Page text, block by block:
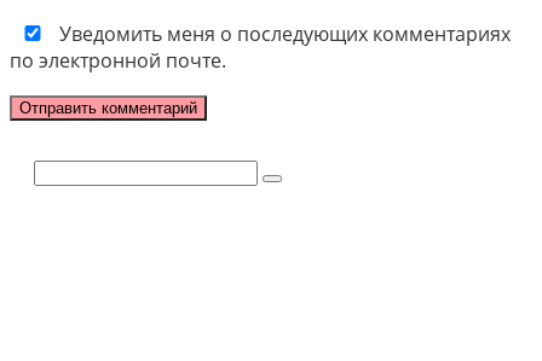
Уведомить меня о последующих комментариях
по электронной почте.
Поиск: